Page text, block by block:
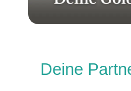
Deine